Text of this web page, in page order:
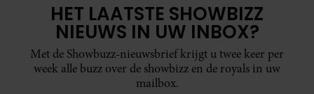
HET LAATSTE SHOWBIZZ
NIEUWS IN UW INBOX?
Met de Showbuzz-nieuwsbrief krijgt u twee keer per
week alle buzz over de showbizz en de royals in uw
mailbox.